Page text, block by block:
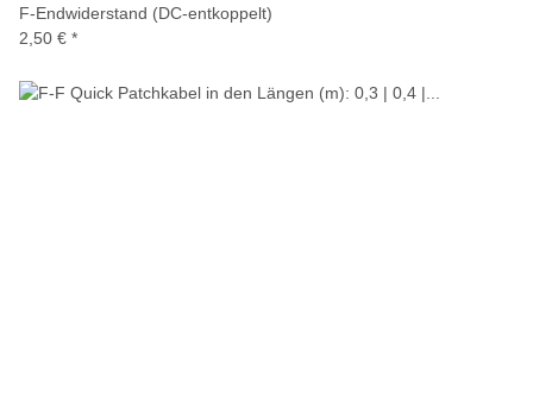
F-Endwiderstand (DC-entkoppelt)
2,50 € *